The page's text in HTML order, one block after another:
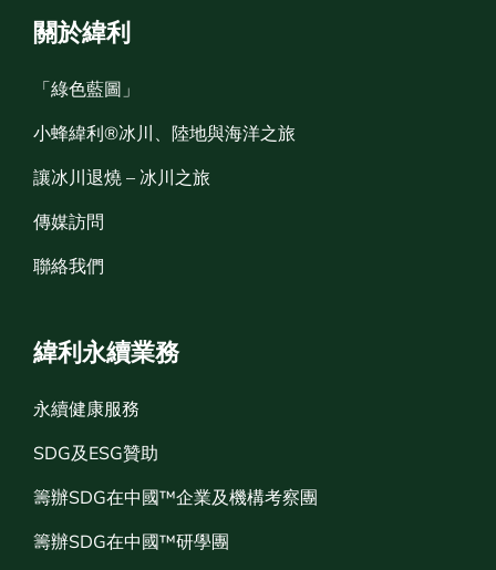
關於緯利
「綠色藍圖」
小蜂緯利®冰川、陸地與海洋之旅
讓冰川退燒 – 冰川之旅
傳媒訪問
聯絡我們
緯利永續業務
永續健康服務
SDG及ESG贊助
籌辦SDG在中國™企業及機構考察團
籌辦SDG在中國™研學團